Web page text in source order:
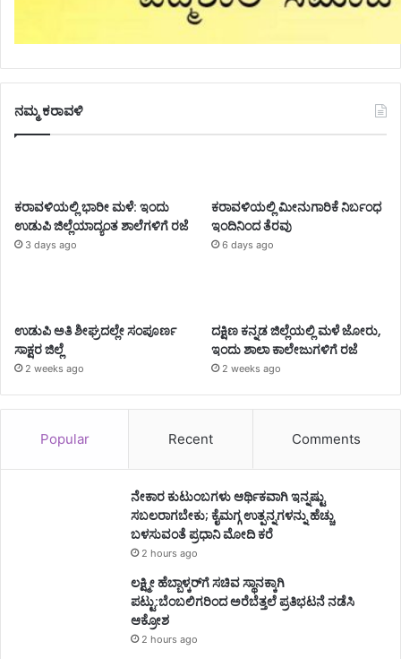
ನಮ್ಮ ಕರಾವಳಿ
ಕರಾವಳಿಯಲ್ಲಿ ಭಾರೀ ಮಳೆ: ಇಂದು
ಉಡುಪಿ ಜಿಲ್ಲೆಯಾದ್ಯಂತ ಶಾಲೆಗಳಿಗೆ ರಜೆ
3 days ago
ಕರಾವಳಿಯಲ್ಲಿ ಮೀನುಗಾರಿಕೆ ನಿರ್ಬಂಧ
ಇಂದಿನಿಂದ ತೆರವು
6 days ago
ಉಡುಪಿ ಅತಿ ಶೀಘ್ರದಲ್ಲೇ ಸಂಪೂರ್ಣ
ಸಾಕ್ಷರ ಜಿಲ್ಲೆ
2 weeks ago
ದಕ್ಷಿಣ ಕನ್ನಡ ಜಿಲ್ಲೆಯಲ್ಲಿ ಮಳೆ ಜೋರು,
ಇಂದು ಶಾಲಾ ಕಾಲೇಜುಗಳಿಗೆ ರಜೆ
2 weeks ago
Popular Recent Comments
ನೇಕಾರ ಕುಟುಂಬಗಳು ಆರ್ಥಿಕವಾಗಿ ಇನ್ನಷ್ಟು
ಸಬಲರಾಗಬೇಕು; ಕೈಮಗ್ಗ ಉತ್ಪನ್ನಗಳನ್ನು ಹೆಚ್ಚು
ಬಳಸುವಂತೆ ಪ್ರಧಾನಿ ಮೋದಿ ಕರೆ
2 hours ago
ಲಕ್ಷ್ಮೀ ಹೆಬ್ಬಾಳ್ಕರ್‌ಗೆ ಸಚಿವ ಸ್ಥಾನಕ್ಕಾಗಿ
ಪಟ್ಟು:ಬೆಂಬಲಿಗರಿಂದ ಅರೆಬೆತ್ತಲೆ ಪ್ರತಿಭಟನೆ ನಡೆಸಿ
ಆಕ್ರೋಶ
2 hours ago